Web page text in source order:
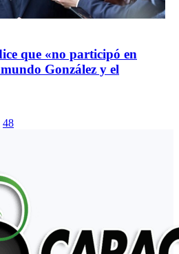
que «no participó en
González y el
48